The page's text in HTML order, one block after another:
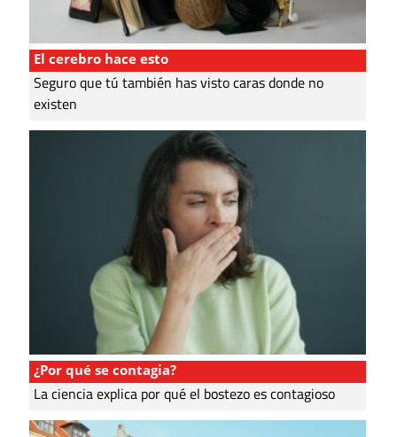
El cerebro hace esto
Seguro que tú también has visto caras donde no
existen
¿Por qué se contagia?
La ciencia explica por qué el bostezo es contagioso